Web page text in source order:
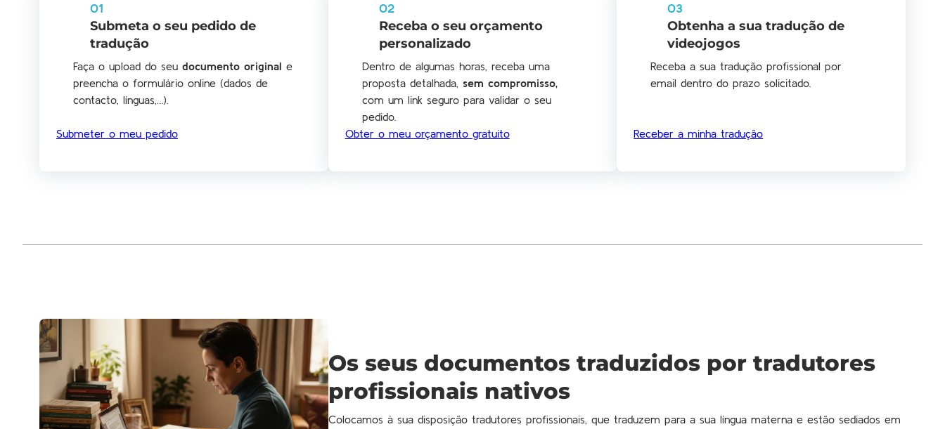
01
Submeta o seu pedido de
tradução
Faça o upload do seu documento original e
preencha o formulário online (dados de
contacto, línguas,…).
Submeter o meu pedido
02
Receba o seu orçamento
personalizado
Dentro de algumas horas, receba uma
proposta detalhada, sem compromisso,
com um link seguro para validar o seu
pedido.
Obter o meu orçamento gratuito
03
Obtenha a sua tradução de
videojogos
Receba a sua tradução profissional por
email dentro do prazo solicitado.
Receber a minha tradução
Os seus documentos traduzidos por tradutores
profissionais nativos
Colocamos à sua disposição tradutores profissionais, que traduzem para a sua língua materna e estão sediados em